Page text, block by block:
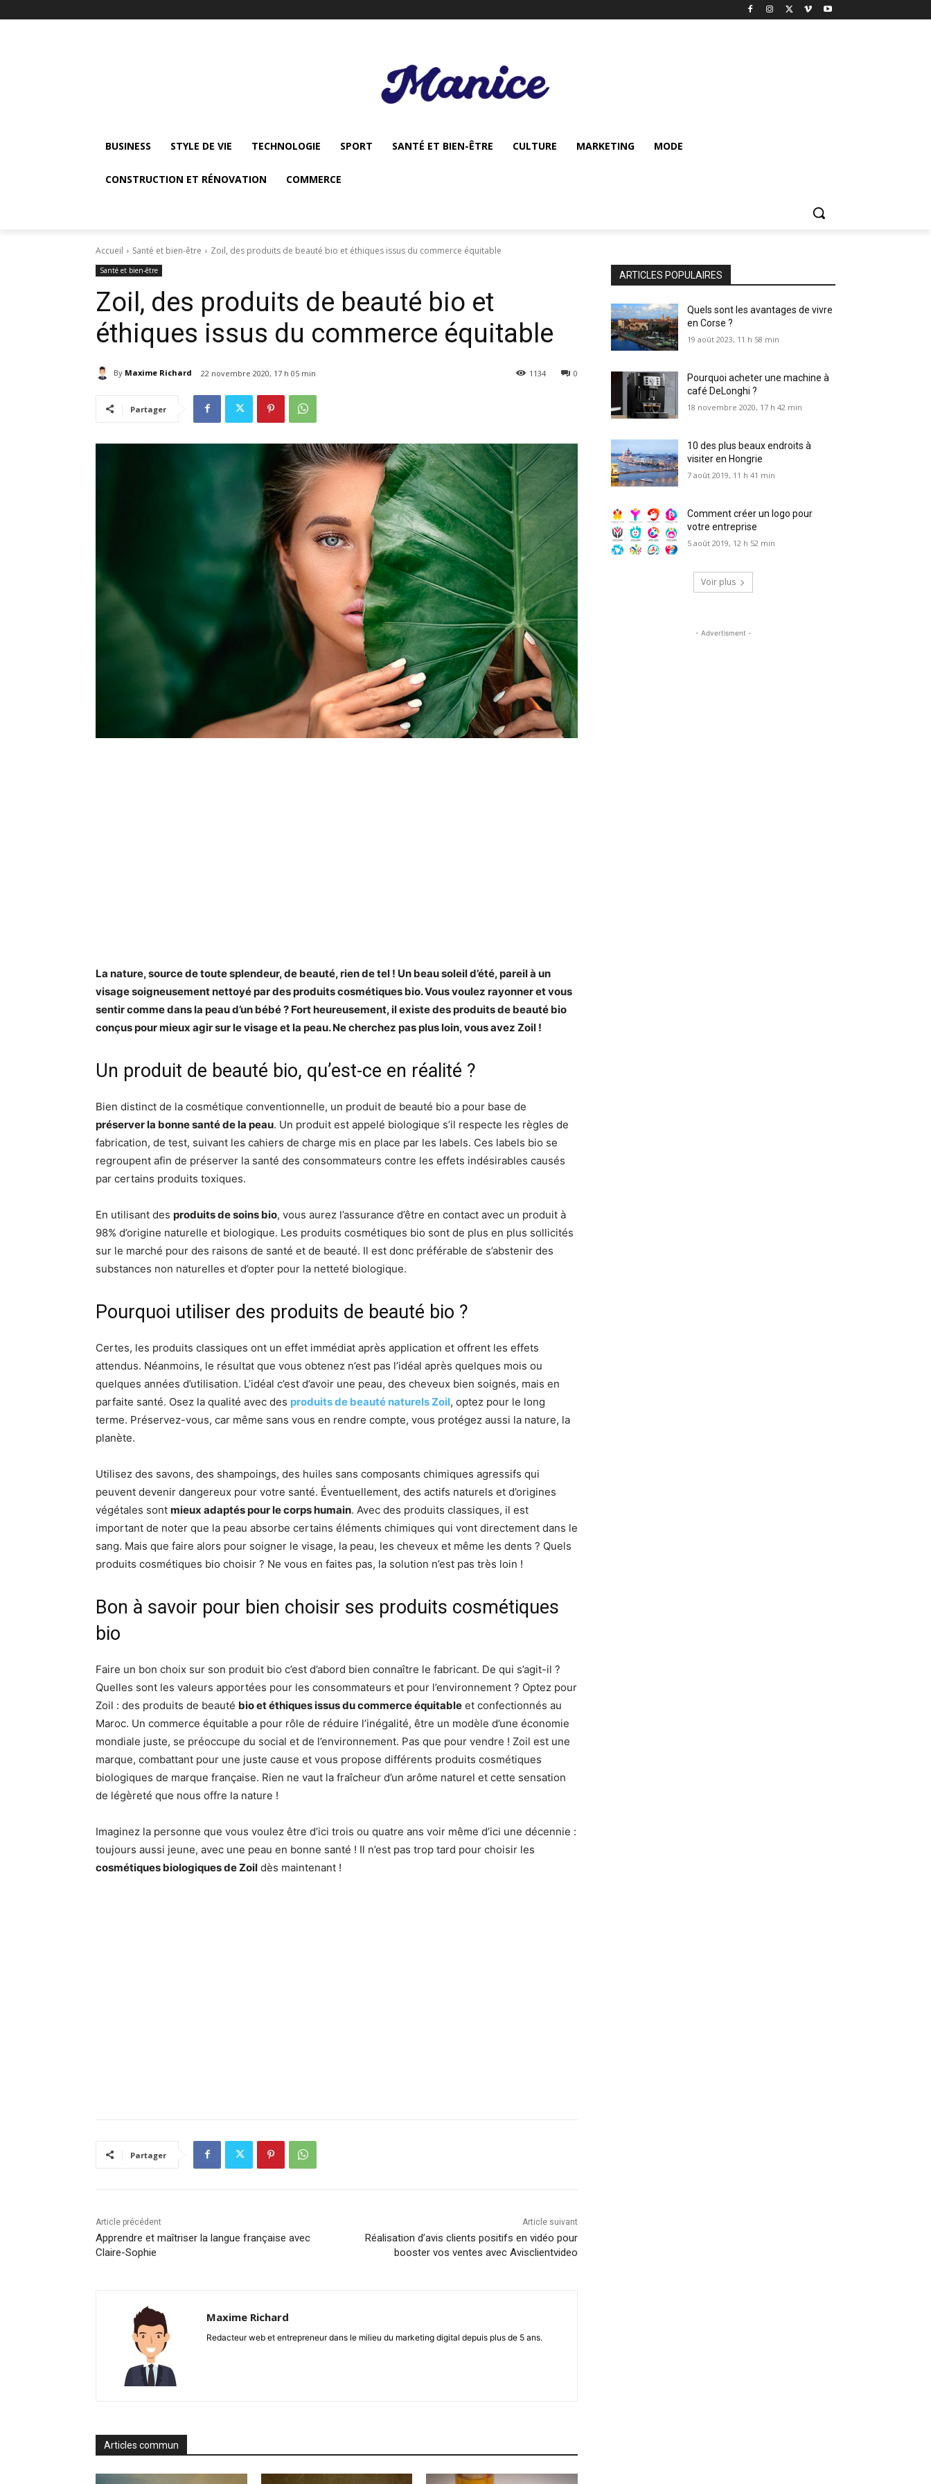
BUSINESS STYLE DE VIE TECHNOLOGIE SPORT SANTÉ ET BIEN-ÊTRE CULTURE MARKETING MODE
CONSTRUCTION ET RÉNOVATION COMMERCE
Accueil Santé et bien-être Zoil, des produits de beauté bio et éthiques issus du commerce équitable
Santé et bien-être
Zoil, des produits de beauté bio et
éthiques issus du commerce équitable
By Maxime Richard 22 novembre 2020, 17 h 05 min 0
1134
Partager
La nature, source de toute splendeur, de beauté, rien de tel ! Un beau soleil d’été, pareil à un
visage soigneusement nettoyé par des produits cosmétiques bio. Vous voulez rayonner et vous
sentir comme dans la peau d’un bébé ? Fort heureusement, il existe des produits de beauté bio
conçus pour mieux agir sur le visage et la peau. Ne cherchez pas plus loin, vous avez Zoil !
Un produit de beauté bio, qu’est-ce en réalité ?
Bien distinct de la cosmétique conventionnelle, un produit de beauté bio a pour base de
préserver la bonne santé de la peau. Un produit est appelé biologique s’il respecte les règles de
fabrication, de test, suivant les cahiers de charge mis en place par les labels. Ces labels bio se
regroupent afin de préserver la santé des consommateurs contre les effets indésirables causés
par certains produits toxiques.
En utilisant des produits de soins bio, vous aurez l’assurance d’être en contact avec un produit à
98% d’origine naturelle et biologique. Les produits cosmétiques bio sont de plus en plus sollicités
sur le marché pour des raisons de santé et de beauté. Il est donc préférable de s’abstenir des
substances non naturelles et d’opter pour la netteté biologique.
Pourquoi utiliser des produits de beauté bio ?
Certes, les produits classiques ont un effet immédiat après application et offrent les effets
attendus. Néanmoins, le résultat que vous obtenez n’est pas l’idéal après quelques mois ou
quelques années d’utilisation. L’idéal c’est d’avoir une peau, des cheveux bien soignés, mais en
parfaite santé. Osez la qualité avec des produits de beauté naturels Zoil, optez pour le long
terme. Préservez-vous, car même sans vous en rendre compte, vous protégez aussi la nature, la
planète.
Utilisez des savons, des shampoings, des huiles sans composants chimiques agressifs qui
peuvent devenir dangereux pour votre santé. Éventuellement, des actifs naturels et d’origines
végétales sont mieux adaptés pour le corps humain. Avec des produits classiques, il est
important de noter que la peau absorbe certains éléments chimiques qui vont directement dans le
sang. Mais que faire alors pour soigner le visage, la peau, les cheveux et même les dents ? Quels
produits cosmétiques bio choisir ? Ne vous en faites pas, la solution n’est pas très loin !
Bon à savoir pour bien choisir ses produits cosmétiques
bio
Faire un bon choix sur son produit bio c’est d’abord bien connaître le fabricant. De qui s’agit-il ?
Quelles sont les valeurs apportées pour les consommateurs et pour l’environnement ? Optez pour
Zoil : des produits de beauté bio et éthiques issus du commerce équitable et confectionnés au
Maroc. Un commerce équitable a pour rôle de réduire l’inégalité, être un modèle d’une économie
mondiale juste, se préoccupe du social et de l’environnement. Pas que pour vendre ! Zoil est une
marque, combattant pour une juste cause et vous propose différents produits cosmétiques
biologiques de marque française. Rien ne vaut la fraîcheur d’un arôme naturel et cette sensation
de légèreté que nous offre la nature !
Imaginez la personne que vous voulez être d’ici trois ou quatre ans voir même d’ici une décennie :
toujours aussi jeune, avec une peau en bonne santé ! Il n’est pas trop tard pour choisir les
cosmétiques biologiques de Zoil dès maintenant !
Partager
Article précédent
Apprendre et maîtriser la langue française avec
Claire-Sophie
Article suivant
Réalisation d’avis clients positifs en vidéo pour
booster vos ventes avec Avisclientvideo
Maxime Richard
Redacteur web et entrepreneur dans le milieu du marketing digital depuis plus de 5 ans.
Articles commun
ARTICLES POPULAIRES
Quels sont les avantages de vivre
en Corse ?
19 août 2023, 11 h 58 min
Pourquoi acheter une machine à
café DeLonghi ?
18 novembre 2020, 17 h 42 min
10 des plus beaux endroits à
visiter en Hongrie
7 août 2019, 11 h 41 min
Comment créer un logo pour
votre entreprise
5 août 2019, 12 h 52 min
Voir plus
- Advertisment -